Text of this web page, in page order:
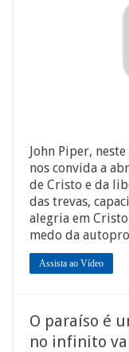
John Piper,
nos convida a
de Cristo e da
das trevas,
alegria em
medo da
Assista ao Vídeo
O paraíso é
no infinito